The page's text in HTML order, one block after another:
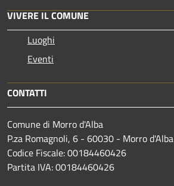
VIVERE IL COMUNE
Luoghi
Eventi
CONTATTI
Comune di Morro d'Alba
P.za Romagnoli, 6 - 60030 - Morro d'Alba
Codice Fiscale: 00184460426
Partita IVA: 00184460426